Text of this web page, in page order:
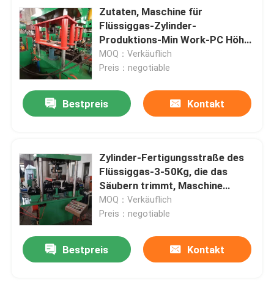
Produkte
Videos
Über uns
Zutaten, Maschine für
Flüssiggas-Zylinder-
Produktions-Min Work-PC Höhe
200mm bördelnd
MOQ：Verkäuflich
Preis：negotiable
Bestpreis Kontakt
Zylinder-Fertigungsstraße des
Flüssiggas-3-50Kg, die das
Säubern trimmt, Maschine
bördelnd
MOQ：Verkäuflich
Preis：negotiable
Bestpreis Kontakt